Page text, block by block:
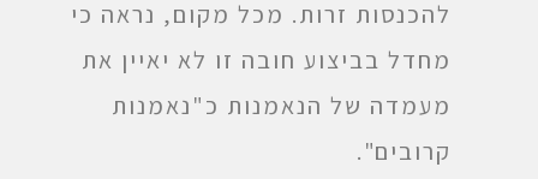
להכנסות זרות. מכל מקום, נראה כי
מחדל בביצוע חובה זו לא יאיין את
מעמדה של הנאמנות כ"נאמנות
קרובים".